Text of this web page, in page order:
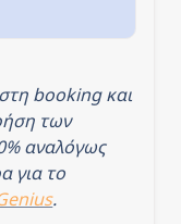
booking και
των
αναλόγως
για το
.